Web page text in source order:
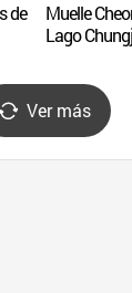
de
Muelle
Lago
Ver más